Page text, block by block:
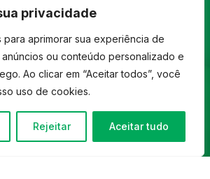
privacidade
para aprimorar sua experiência de
ou conteúdo personalizado e
Ao clicar em “Aceitar todos”, você
uso de cookies.
Rejeitar Aceitar tudo
LOCALIZAÇÃO